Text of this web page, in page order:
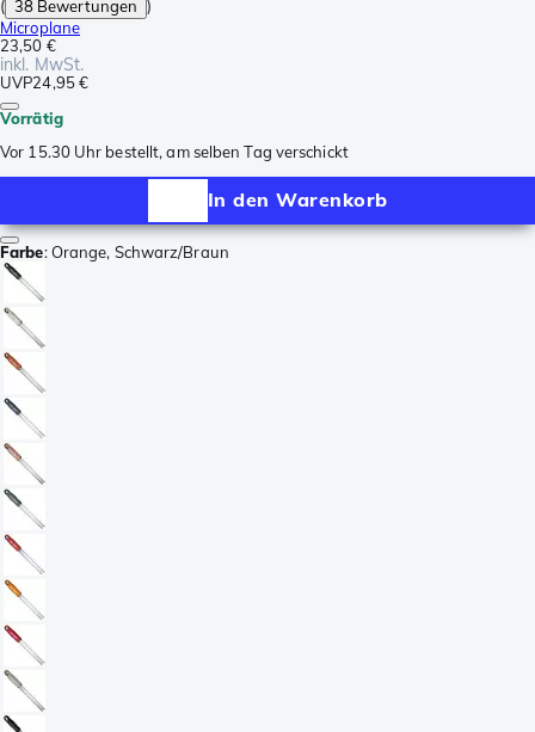
( 38 Bewertungen )
Microplane
23,50 €
inkl. MwSt.
UVP24,95 €
Vorrätig
Vor 15.30 Uhr bestellt, am selben Tag verschickt
In den Warenkorb
Farbe:Orange, Schwarz/Braun